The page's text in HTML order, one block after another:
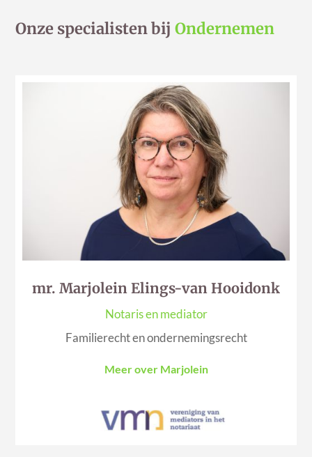
Onze specialisten bijOndernemen
mr. Marjolein Elings-van Hooidonk
Notaris en mediator
Familierecht en ondernemingsrecht
Meer over Marjolein